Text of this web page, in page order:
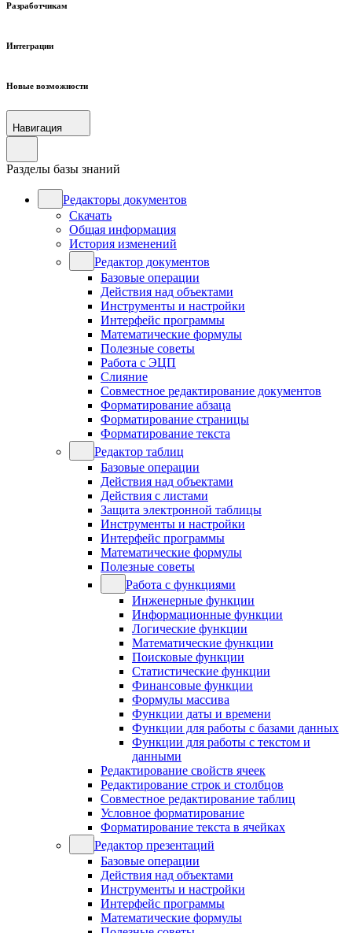
Разработчикам
Интеграции
Новые возможности
Навигация
Разделы базы знаний
Редакторы документов
Скачать
Общая информация
История изменений
Редактор документов
Базовые операции
Действия над объектами
Инструменты и настройки
Интерфейс программы
Математические формулы
Полезные советы
Работа с ЭЦП
Слияние
Совместное редактирование документов
Форматирование абзаца
Форматирование страницы
Форматирование текста
Редактор таблиц
Базовые операции
Действия над объектами
Действия с листами
Защита электронной таблицы
Инструменты и настройки
Интерфейс программы
Математические формулы
Полезные советы
Работа с функциями
Инженерные функции
Информационные функции
Логические функции
Математические функции
Поисковые функции
Статистические функции
Финансовые функции
Формулы массива
Функции даты и времени
Функции для работы с базами данных
Функции для работы с текстом и
данными
Редактирование свойств ячеек
Редактирование строк и столбцов
Совместное редактирование таблиц
Условное форматирование
Форматирование текста в ячейках
Редактор презентаций
Базовые операции
Действия над объектами
Инструменты и настройки
Интерфейс программы
Математические формулы